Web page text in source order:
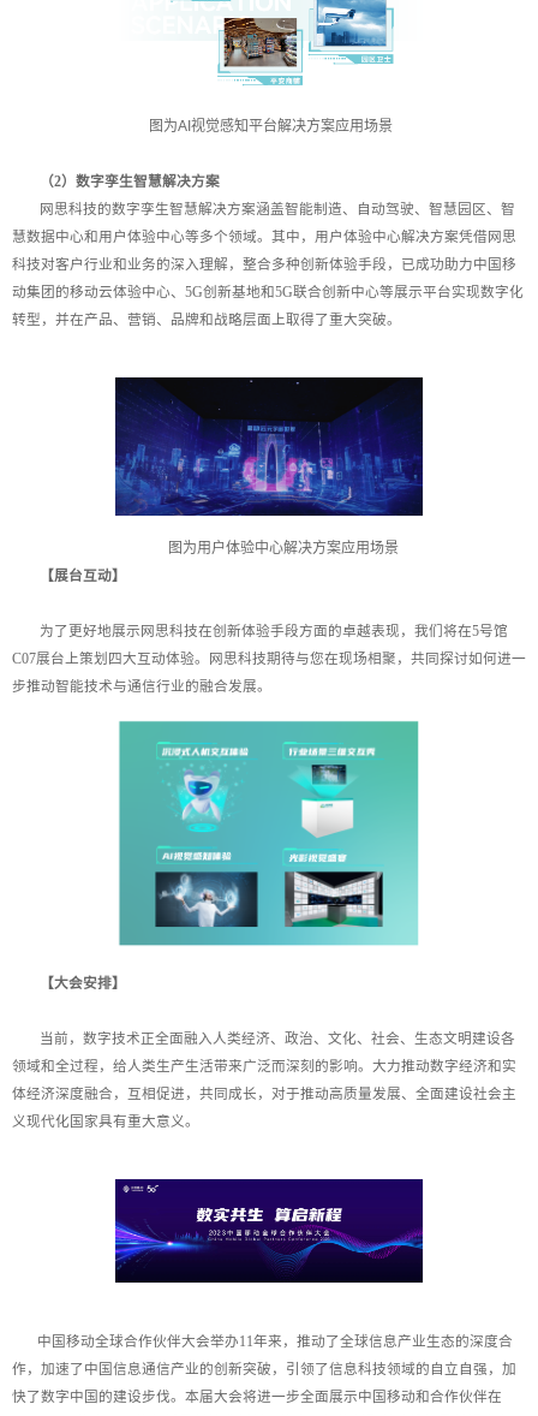
图为AI视觉感知平台解决方案应用场景
（2）数字孪生智慧解决方案
网思科技的数字孪生智慧解决方案涵盖智能制造、自动驾驶、智慧园区、智
慧数据中心和用户体验中心等多个领域。其中，用户体验中心解决方案凭借网思
科技对客户行业和业务的深入理解，整合多种创新体验手段，已成功助力中国移
动集团的移动云体验中心、5G创新基地和5G联合创新中心等展示平台实现数字化
转型，并在产品、营销、品牌和战略层面上取得了重大突破。
图为用户体验中心解决方案应用场景
【展台互动】
为了更好地展示网思科技在创新体验手段方面的卓越表现，我们将在5号馆
C07展台上策划四大互动体验。网思科技期待与您在现场相聚，共同探讨如何进一
步推动智能技术与通信行业的融合发展。
【大会安排】
当前，数字技术正全面融入人类经济、政治、文化、社会、生态文明建设各
领域和全过程，给人类生产生活带来广泛而深刻的影响。大力推动数字经济和实
体经济深度融合，互相促进，共同成长，对于推动高质量发展、全面建设社会主
义现代化国家具有重大意义。
中国移动全球合作伙伴大会举办11年来，推动了全球信息产业生态的深度合
作，加速了中国信息通信产业的创新突破，引领了信息科技领域的自立自强，加
快了数字中国的建设步伐。本届大会将进一步全面展示中国移动和合作伙伴在